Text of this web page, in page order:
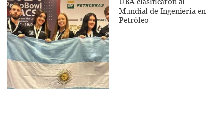
Mundial de Ingeniería en
Petróleo